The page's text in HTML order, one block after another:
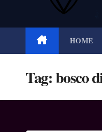
HOME
Tag:bosco